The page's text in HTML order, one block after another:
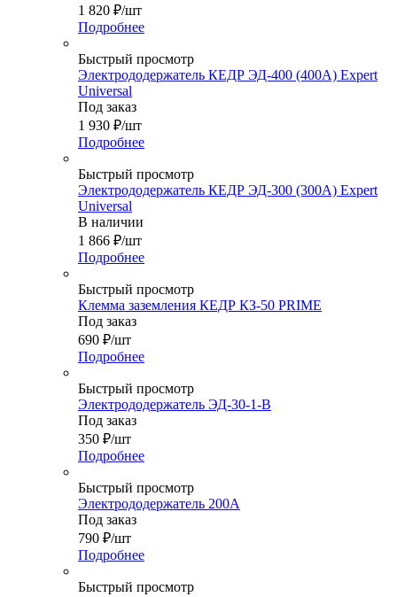
1 820 ₽/шт
Подробнее
Быстрый просмотр
Электрододержатель КЕДР ЭД-400 (400А) Expert
Universal
Под заказ
1 930 ₽/шт
Подробнее
Быстрый просмотр
Электрододержатель КЕДР ЭД-300 (300А) Expert
Universal
В наличии
1 866 ₽/шт
Подробнее
Быстрый просмотр
Клемма заземления КЕДР КЗ-50 PRIME
Под заказ
690 ₽/шт
Подробнее
Быстрый просмотр
Электрододержатель ЭД-30-1-В
Под заказ
350 ₽/шт
Подробнее
Быстрый просмотр
Электрододержатель 200A
Под заказ
790 ₽/шт
Подробнее
Быстрый просмотр